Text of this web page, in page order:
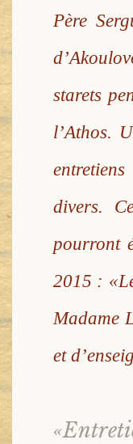
Père
starets
l’Athos.
divers.
pourront
2015 :
Madame
et